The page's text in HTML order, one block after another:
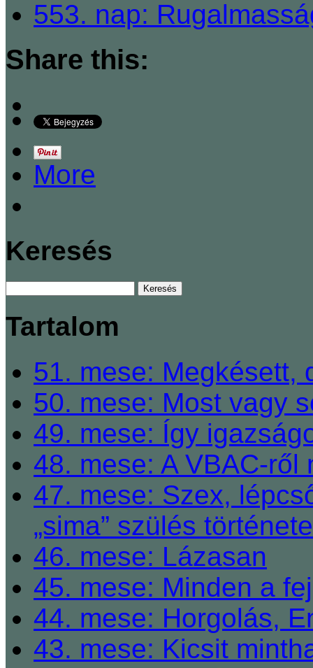
553. nap:
Share this:
More
Keresés
Tartalom
51. mese: Megkésett,
50. mese: Most vagy
49. mese: Így
48. mese: A VBAC-
47. mese: Szex,
„sima” szülés
46. mese: Lázasan
45. mese: Minden a
44. mese: Horgolás,
43. mese: Kicsit